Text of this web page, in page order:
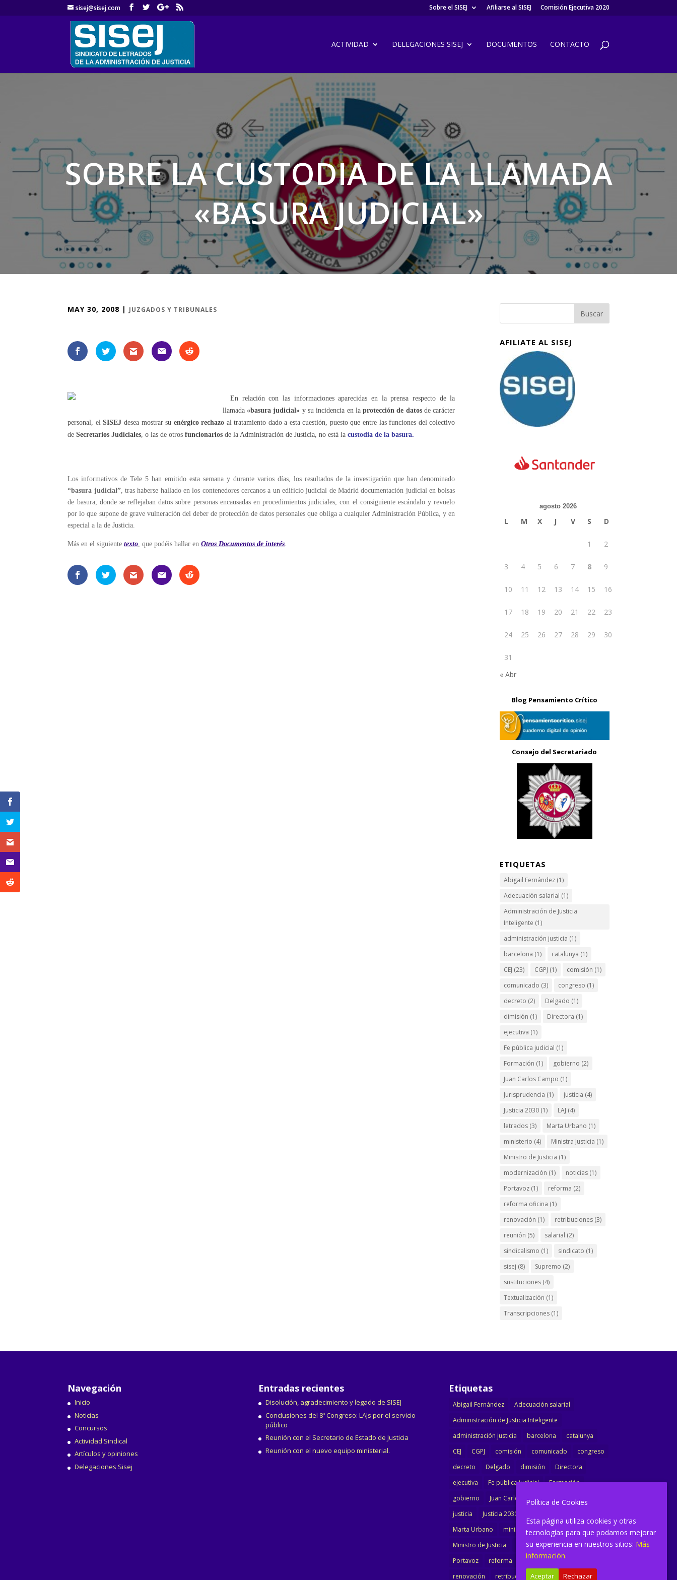
sisej@sisej.com Sobre el SISEJ Afiliarse al SISEJ Comisión Ejecutiva 2020
ACTIVIDAD DELEGACIONES SISEJ DOCUMENTOS CONTACTO
'
SOBRE LA CUSTODIA DE LA LLAMADA
«BASURA JUDICIAL»
MAY 30, 2008 | JUZGADOS Y TRIBUNALES
En relación con las informaciones aparecidas en la prensa respecto de la
llamada«basura judicial» y su incidencia en laprotección de datosde carácter
personal, elSISEJ desea mostrar su enérgico rechazo al tratamiento dado a esta cuestión, puesto que entre las funciones del colectivo
deSecretarios Judiciales, o las de otrosfuncionariosde la Administración de Justicia, no está lacustodia de la basura.
Los informativos de Tele 5 han emitido esta semana y durante varios días, los resultados de la investigación que han denominado
“basura judicial”, tras haberse hallado en los contenedores cercanos a un edificio judicial de Madrid documentación judicial en bolsas
de basura, donde se reflejaban datos sobre personas encausadas en procedimientos judiciales, con el consiguiente escándalo y revuelo
por lo que supone de grave vulneración del deber de protección de datos personales que obliga a cualquier Administración Pública, y en
especial a la de Justicia.
Más en el siguientetexto, que podéis hallar enOtros Documentos de interés.
AFILIATE AL SISEJ
agosto 2026
L M X J V S D
1 2
3 4 5 6 7 8 9
10 11 12 13 14 15 16
17 18 19 20 21 22 23
24 25 26 27 28 29 30
31
« Abr
Blog Pensamiento Crítico
Consejo del Secretariado
ETIQUETAS
Abigail Fernández (1)
Adecuación salarial (1)
Administración de Justicia
Inteligente (1)
administración justicia (1)
barcelona (1) catalunya (1)
CEJ (23) CGPJ (1) comisión (1)
comunicado (3) congreso (1)
decreto (2) Delgado (1)
dimisión (1) Directora (1)
ejecutiva (1)
Fe pública judicial (1)
Formación (1) gobierno (2)
Juan Carlos Campo (1)
Jurisprudencia (1) justicia (4)
Justicia 2030 (1) LAJ (4)
letrados (3) Marta Urbano (1)
ministerio (4) Ministra Justicia (1)
Ministro de Justicia (1)
modernización (1) noticias (1)
Portavoz (1) reforma (2)
reforma oficina (1)
renovación (1) retribuciones (3)
reunión (5) salarial (2)
sindicalismo (1) sindicato (1)
sisej (8) Supremo (2)
sustituciones (4)
Textualización (1)
Transcripciones (1)
Navegación
Inicio
Noticias
Concursos
Actividad Sindical
Artículos y opiniones
Delegaciones Sisej
Entradas recientes
Disolución, agradecimiento y legado de SISEJ
Conclusiones del 8º Congreso: LAJs por el servicio
público
Reunión con el Secretario de Estado de Justicia
Reunión con el nuevo equipo ministerial.
Etiquetas
Abigail Fernández
Adecuación salarial
Administración de Justicia Inteligente
administración justicia
barcelona
catalunya
CEJ
CGPJ comisión comunicado
congreso
decreto
Delgado dimisión
Directora
ejecutiva
Fe pública judicial
Formación
gobierno
Juan Carlos Campo
Jurisprudencia
justicia
Justicia 2030
Marta Urbano
ministerio
Ministra Justicia
Ministro de Justicia
modernización
noticias
Portavoz
reforma
reforma oficina
renovación
retribuciones reunión salarial
Política de Cookies
Esta página utiliza cookies y otras
tecnologías para que podamos mejorar
su experiencia en nuestros sitios: Más
información.
Aceptar Rechazar